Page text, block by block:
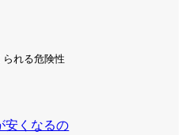
れる危険性
安くなるの